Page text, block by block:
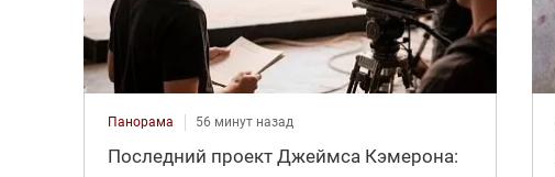
Панорама 56 минут назад
Последний проект Джеймса Кэмерона: